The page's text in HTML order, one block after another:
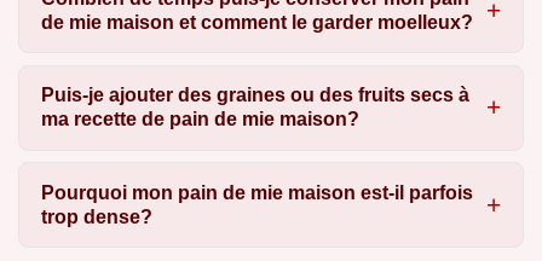
de mie maison et comment le garder moelleux?
Puis-je ajouter des graines ou des fruits secs à
ma recette de pain de mie maison?
Pourquoi mon pain de mie maison est-il parfois
trop dense?